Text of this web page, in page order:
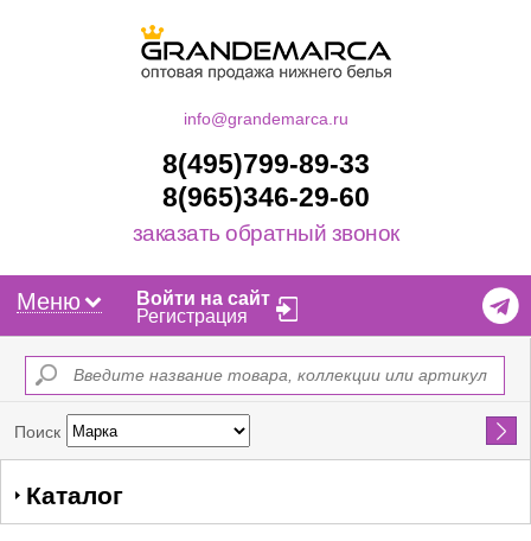
info@grandemarca.ru
8(495)799-89-33
8(965)346-29-60
заказать обратный звонок
Меню
Войти на сайт
Регистрация
Поиск Найти
Каталог